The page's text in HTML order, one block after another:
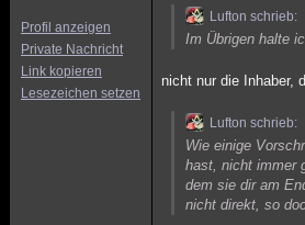
Profil anzeigen
Private Nachricht
Link kopieren
Lesezeichen setzen
Lufton schrieb:
Im Übrigen halte
nicht nur die Inhaber,
Lufton schrieb:
Wie einige
hast, nicht immer
dem sie dir am
nicht direkt, so